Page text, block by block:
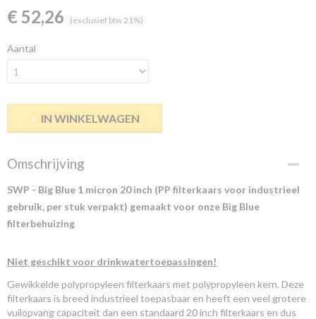
€ 52,26 (exclusief btw 21%)
Aantal
IN WINKELWAGEN
Omschrijving
SWP - Big Blue 1 micron 20 inch (PP filterkaars voor industrieel
gebruik, per stuk verpakt) gemaakt voor onze Big Blue
filterbehuizing
Niet geschikt voor drinkwatertoepassingen!
Gewikkelde polypropyleen filterkaars met polypropyleen kern. Deze
filterkaars is breed industrieel toepasbaar en heeft een veel grotere
vuilopvang capaciteit dan een standaard 20 inch filterkaars en dus